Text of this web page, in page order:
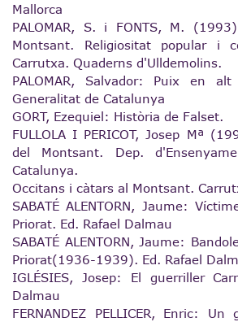
Mallorca
PALOMAR, S. i FONTS, M.
Montsant. Religiositat popular i
Carrutxa. Quaderns d'Ulldemolins.
PALOMAR, Salvador: Puix en
Generalitat de Catalunya
GORT, Ezequiel: Història de Falset.
FULLOLA I PERICOT, Josep Mª
del Montsant. Dep.
Catalunya.
Occitans i càtars al Montsant.
SABATÉ ALENTORN, Jaume:
Priorat. Ed. Rafael Dalmau
SABATÉ ALENTORN, Jaume:
Priorat(1936-1939). Ed. Rafael
IGLÉSIES, Josep: El guerriller
Dalmau
FERNANDEZ PELLICER, Enric: